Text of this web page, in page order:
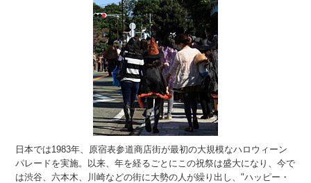
日本では1983年、原宿表参道商店街が最初の大規模なハロウィーン
パレードを実施。以来、年を経るごとにこの祝祭は盛大になり、今で
は渋谷、六本木、川崎などの街に大勢の人が繰り出し、"ハッピー・